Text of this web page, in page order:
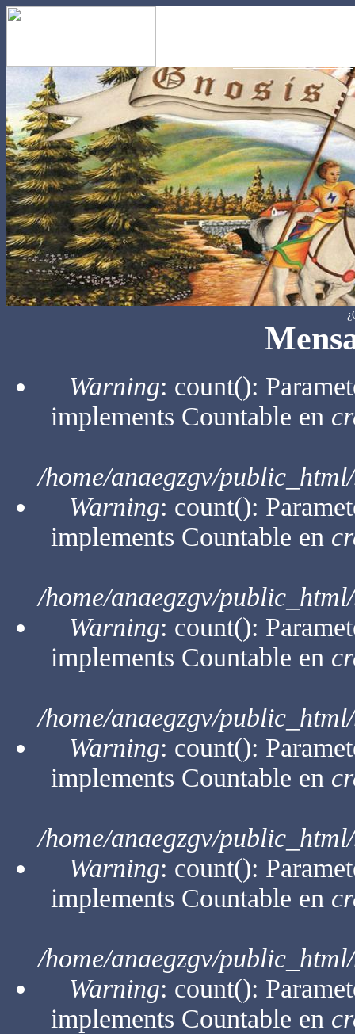
EL AUTOCONOCIMIENTO
Warning: count():
implements Countable en
/home/anaegzgv/
Warning: count():
implements Countable en
/home/anaegzgv/
Warning: count():
implements Countable en
/home/anaegzgv/
Warning: count():
implements Countable en
/home/anaegzgv/
Warning: count():
implements Countable en
/home/anaegzgv/
Warning: count():
implements Countable en